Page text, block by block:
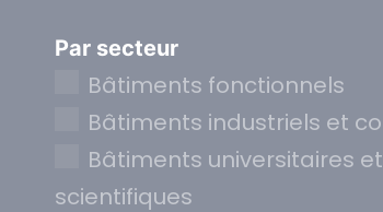
Par secteur
Bâtiments fonctionnels
Bâtiments industriels et
Bâtiments universitaires et
scientifiques